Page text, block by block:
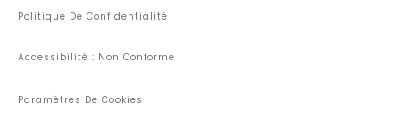
Politique De Confidentialité
Accessibilité : Non Conforme
Paramètres De Cookies